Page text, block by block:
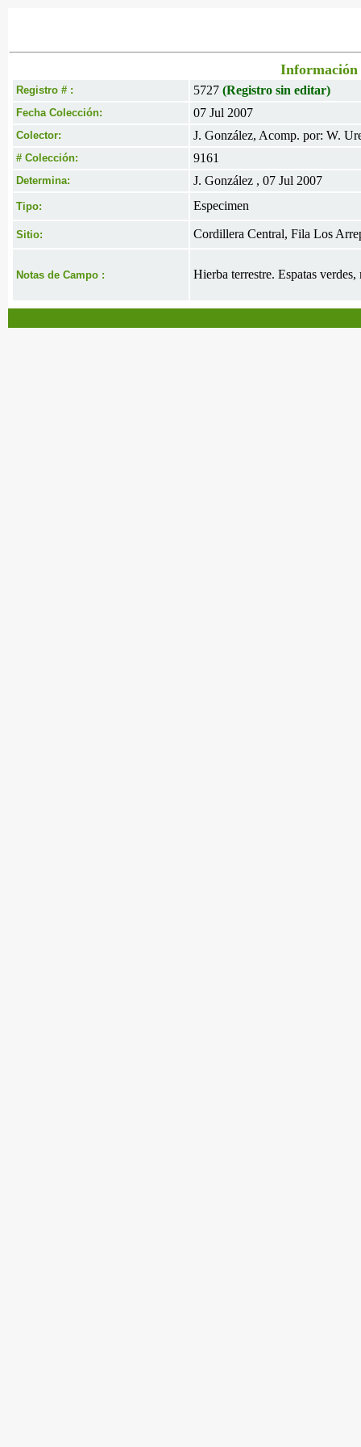
Información
Registro # : 5727 (Registro sin editar)
Fecha Colección: 07 Jul 2007
Colector: J. González, Acomp. por: W.
# Colección: 9161
Determina: J. González , 07 Jul 2007
Tipo: Especimen
Sitio: Cordillera Central, Fila Los
Notas de Campo : Hierba terrestre. Espatas